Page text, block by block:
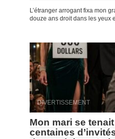
L’étranger arrogant fixa mon
douze ans droit dans les yeux
DIVERTISSEMENT
Mon mari se
centaines